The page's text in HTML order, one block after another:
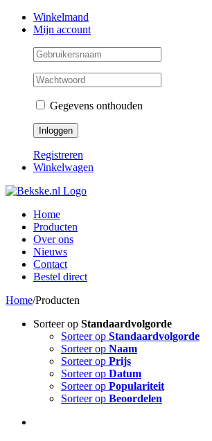
Skip
Facebook
Instagram
TwitterWinkelmand
Mijn account
Gegevens onthouden
Registreren
Winkelwagen
Home
Producten
Over ons
Nieuws
Contact
Bestel direct
Home/Producten
Sorteer op Standaardvolgorde
Sorteer op Standaardvolgorde
Sorteer op Naam
Sorteer op Prijs
Sorteer op Datum
Sorteer op Populariteit
Sorteer op Beoordelen